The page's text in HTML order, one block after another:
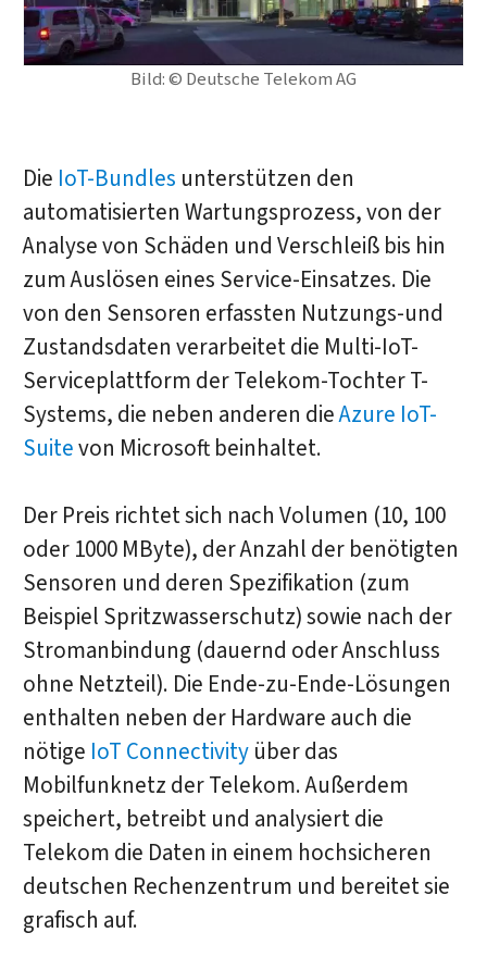
Bild: © Deutsche Telekom AG
Die IoT-Bundles unterstützen den
automatisierten Wartungsprozess, von der
Analyse von Schäden und Verschleiß bis hin
zum Auslösen eines Service-Einsatzes. Die
von den Sensoren erfassten Nutzungs-und
Zustandsdaten verarbeitet die Multi-IoT-
Serviceplattform der Telekom-Tochter T-
Systems, die neben anderen dieAzure IoT-
Suitevon Microsoft beinhaltet.
Der Preis richtet sich nach Volumen (10, 100
oder 1000 MByte), der Anzahl der benötigten
Sensoren und deren Spezifikation (zum
Beispiel Spritzwasserschutz) sowie nach der
Stromanbindung (dauernd oder Anschluss
ohne Netzteil). Die Ende-zu-Ende-Lösungen
enthalten neben der Hardware auch die
nötige IoT Connectivityüber das
Mobilfunknetz der Telekom. Außerdem
speichert, betreibt und analysiert die
Telekom die Daten in einem hochsicheren
deutschen Rechenzentrum und bereitet sie
grafisch auf.